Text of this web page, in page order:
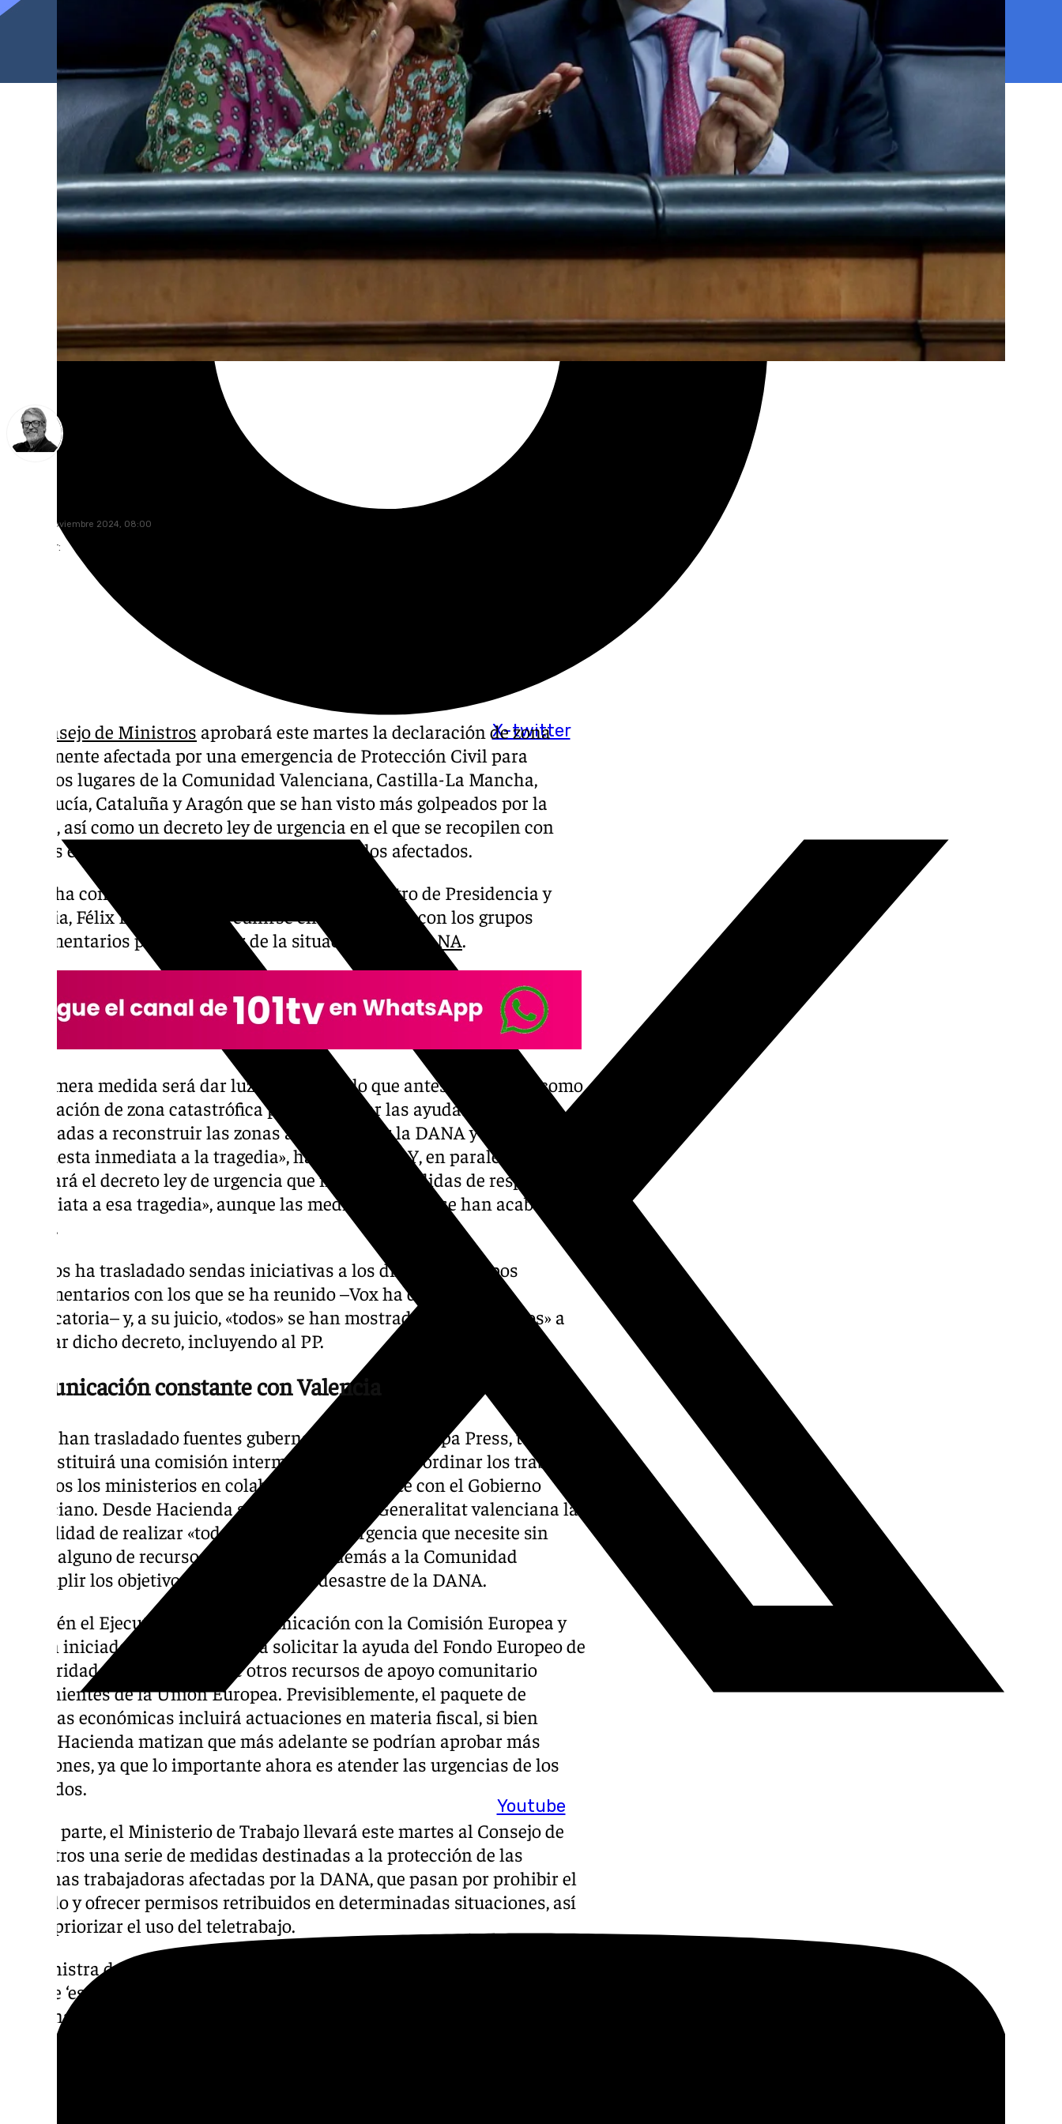
X-twitter
Youtube
martes, 5 noviembre 2024, 08:00
Compartir:
Consejo de Ministros aprobará este martes la declaración de zona
gravemente afectada por una emergencia de Protección Civil para
aquellos lugares de la Comunidad Valenciana, Castilla-La Mancha,
Andalucía, Cataluña y Aragón que se han visto más golpeados por la
DANA, así como un decreto ley de urgencia en el que se recopilen con
ayudas económicas, laborales y fiscales para los afectados.
Así lo ha confirmado en rueda de prensa el ministro de Presidencia y
Justicia, Félix Bolaños, tras reunirse en el Congreso con los grupos
parlamentarios para informar de la situación de la
DANA.
La primera medida será dar luz verde hoy a lo que antes se conocía como
declaración de zona catastrófica para canalizar las ayudas del Estado
destinadas a reconstruir las zonas afectadas por la DANA y dar una
«respuesta inmediata a la tragedia», ha asegurado. Y, en paralelo, se
aprobará el decreto ley de urgencia que incluirá «medidas de respuesta
inmediata a esa tragedia», aunque las medidas aún no se han acabado de
cerrar.
Bolaños ha trasladado sendas iniciativas a los diferentes grupos
parlamentarios con los que se ha reunido –Vox ha desdeñado la
convocatoria– y, a su juicio, «todos» se han mostrado «predispuestos» a
aprobar dicho decreto, incluyendo al PP.
Comunicación constante con Valencia
Según han trasladado fuentes gubernamentales a Europa Press, también
se constituirá una comisión interministerial para coordinar los trabajos
de todos los ministerios en colaboración constante con el Gobierno
valenciano. Desde Hacienda se autorizará a la Generalitat valenciana la
posibilidad de realizar «todos los gastos de urgencia que necesite sin
límite alguno de recursos», permitiendo además a la Comunidad
incumplir los objetivos de déficit por el desastre de la DANA.
También el Ejecutivo está en comunicación con la Comisión Europea y
se han iniciado los trámites para solicitar la ayuda del Fondo Europeo de
Solidaridad y la utilización de otros recursos de apoyo comunitario
provenientes de la Unión Europea. Previsiblemente, el paquete de
medidas económicas incluirá actuaciones en materia fiscal, si bien
desde Hacienda matizan que más adelante se podrían aprobar más
decisiones, ya que lo importante ahora es atender las urgencias de los
afectados.
Por su parte, el Ministerio de Trabajo llevará este martes al Consejo de
Ministros una serie de medidas destinadas a la protección de las
personas trabajadoras afectadas por la DANA, que pasan por prohibir el
despido y ofrecer permisos retribuidos en determinadas situaciones, así
como priorizar el uso del teletrabajo.
La ministra del ramo, Yolanda Díaz, ha señalado que todas las normas
de este ‘escudo laboral’ que se aprobarán en el Consejo de Ministros de
mañana van a tener efectos jurídicos desde el día de la catástrofe, el
martes 29 de octubre. Además, ha indicado que las medidas no se van a